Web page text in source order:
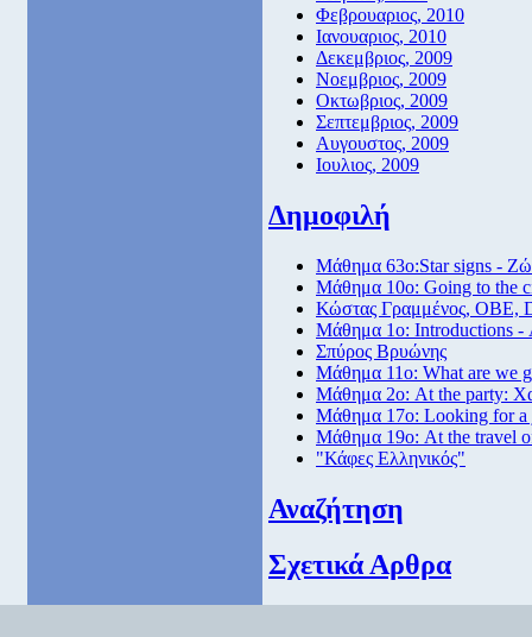
Φεβρουαριος, 2010
Ιανουαριος, 2010
Δεκεμβριος, 2009
Νοεμβριος, 2009
Οκτωβριος, 2009
Σεπτεμβριος, 2009
Αυγουστος, 2009
Ιουλιος, 2009
Δημοφιλή
Μάθημα 63ο:Star signs -
Μάθημα 10ο: Going to the
Κώστας Γραμμένος, ΟΒΕ,
Μάθημα 1ο: Introductions -
Σπύρος Βρυώνης
Μάθημα 11ο: What are we
Μάθημα 2ο: At the party:
Μάθημα 17ο: Looking for a
Μάθημα 19ο: At the travel
"Κάφες Ελληνικός"
Αναζήτηση
Σχετικά Αρθρα